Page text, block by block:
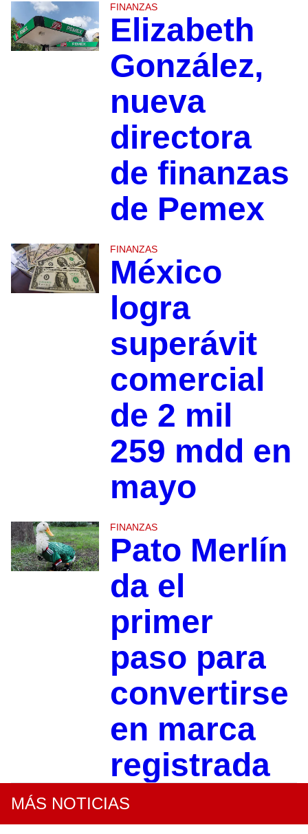
FINANZAS
Elizabeth
González,
nueva
directora
de finanzas
de Pemex
FINANZAS
México
logra
superávit
comercial
de 2 mil
259 mdd en
mayo
FINANZAS
Pato Merlín
da el
primer
paso para
convertirse
en marca
registrada
MÁS NOTICIAS